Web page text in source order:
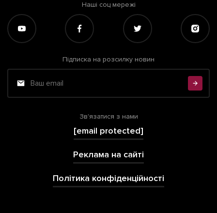
Наші соц мережі
Підписка на розсилку новин
Зв'язатися з нами
[email protected]
Реклама на сайті
Політика конфіденційності